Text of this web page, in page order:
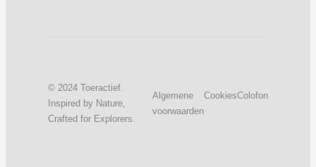
© 2024 Toeractief.
Inspired by Nature,
Crafted for Explorers.
Algemene
voorwaarden
CookiesColofon